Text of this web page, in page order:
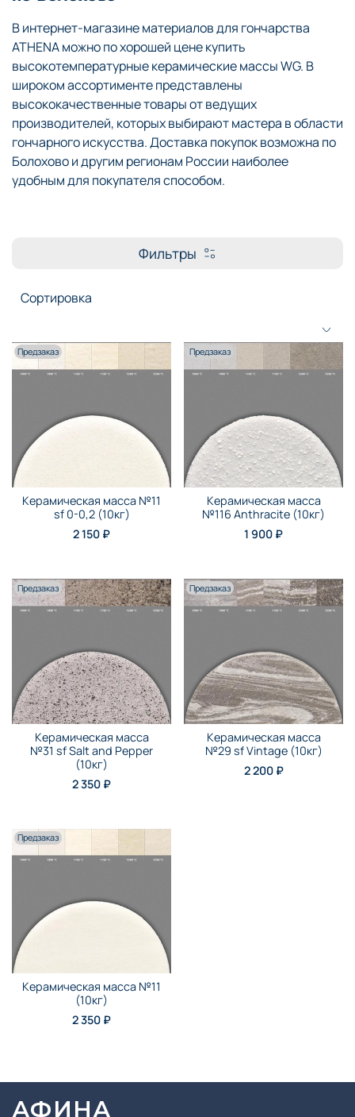
В интернет-магазине материалов для гончарства
ATHENA можно по хорошей цене купить
высокотемпературные керамические массы WG. В
широком ассортименте представлены
высококачественные товары от ведущих
производителей, которых выбирают мастера в области
гончарного искусства. Доставка покупок возможна по
Болохово и другим регионам России наиболее
удобным для покупателя способом.
Фильтры
Предзаказ
Керамическая масса №11
sf 0-0,2 (10кг)
2 150 ₽
Предзаказ
Керамическая масса
№116 Anthraсite (10кг)
1 900 ₽
Предзаказ
Керамическая масса
№31 sf Salt and Pepper
(10кг)
2 350 ₽
Предзаказ
Керамическая масса
№29 sf Vintage (10кг)
2 200 ₽
Предзаказ
Керамическая масса №11
(10кг)
2 350 ₽
АФИНА